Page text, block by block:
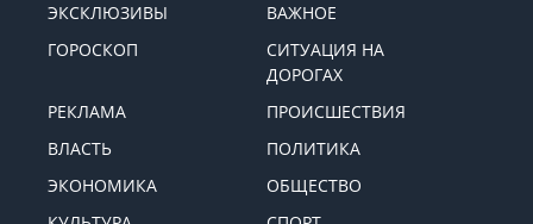
ЭКСКЛЮЗИВЫ
ВАЖНОЕ
ГОРОСКОП
СИТУАЦИЯ НА
ДОРОГАХ
РЕКЛАМА
ПРОИСШЕСТВИЯ
ВЛАСТЬ
ПОЛИТИКА
ЭКОНОМИКА
ОБЩЕСТВО